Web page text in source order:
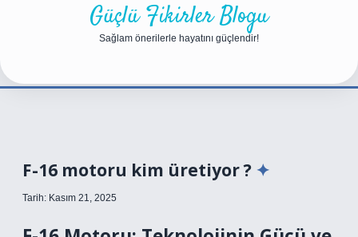
Güçlü Fikirler Blogu
Sağlam önerilerle hayatını güçlendir!
F-16 motoru kim üretiyor ?
Tarih: Kasım 21, 2025